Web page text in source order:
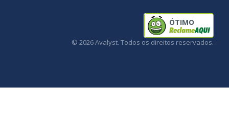
ÓTIMO
© 2026 Avalyst. Todos os direitos reservados.